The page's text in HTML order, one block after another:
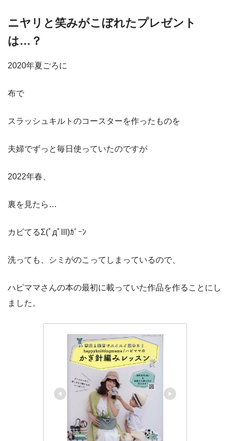
ニヤリと笑みがこぼれたプレゼント
は…？
2020年夏ごろに
布で
スラッシュキルトのコースターを作ったものを
夫婦でずっと毎日使っていたのですが
2022年春、
裏を見たら…
カビてるΣ(ﾟдﾟlll)ｶﾞｰﾝ
洗っても、シミがのこってしまっているので、
ハピママさんの本の最初に載っていた作品を作ることにし
ました。